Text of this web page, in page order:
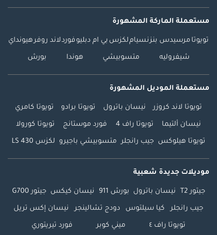
بمواصفات دول
دفع رباعي معدلة
تويوتا لاند كروزر 79
جديدة تمامًا لأفريقيا،
بناقل حركة يدوي، لاند
مزدوجة كاملة
كروزر 79 كابينة مفردة
بعجلات فولاذية، تويوتا
هيكل عريض
مستعملة الماركة المشهورة
تويوتا مرسيدس بنزنسياملكزس بي ام دبليوفوردلاند روفرهيونداي
شيفروليه متسوبيشي هوندا بورش
مستعملة الموديل المشهورة
تويوتا لاند كروزر نيسان باترول تويوتا برادو تويوتا كامري
نيسان ألتيما تويوتا راف 4 فورد موستانج تويوتا كورولا
تويوتا هيلوكس جيب رانجلر متسوبيشي باجيرو لكزس LS 430
موديلات جديدة شعبية
جيتور T2 نيسان باترول بورش 911 نيسان كيكس جيتور G700
جيب رانجلر كيا سيلتوس دودج تشالينجر نيسان إكس تريل
تويوتا راف ٤ ميني كوبر فورد تيريتوري